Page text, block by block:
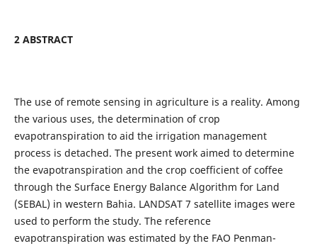
2 ABSTRACT
The use of remote sensing in agriculture is a reality. Among
the various uses, the determination of crop
evapotranspiration to aid the irrigation management
process is detached. The present work aimed to determine
the evapotranspiration and the crop coefficient of coffee
through the Surface Energy Balance Algorithm for Land
(SEBAL) in western Bahia. LANDSAT 7 satellite images were
used to perform the study. The reference
evapotranspiration was estimated by the FAO Penman-